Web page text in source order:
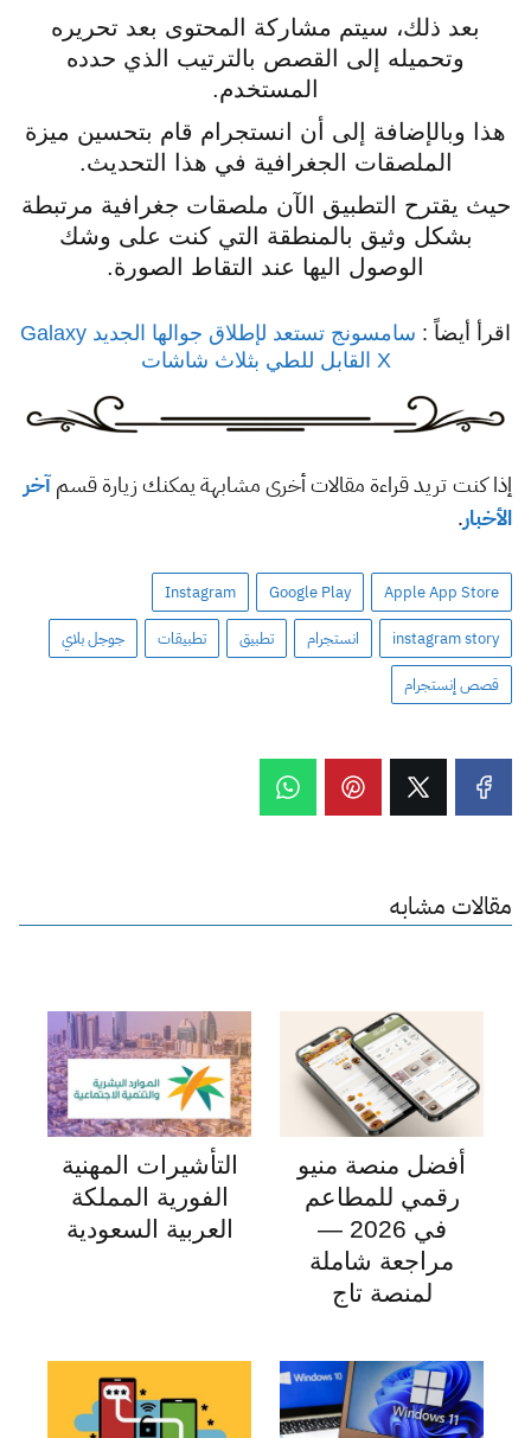
بعد ذلك، سيتم مشاركة المحتوى بعد تحريره
وتحميله إلى القصص بالترتيب الذي حدده
المستخدم.
هذا وبالإضافة إلى أن انستجرام قام بتحسين ميزة
الملصقات الجغرافية في هذا التحديث.
حيث يقترح التطبيق الآن ملصقات جغرافية مرتبطة
بشكل وثيق بالمنطقة التي كنت على وشك
الوصول اليها عند التقاط الصورة.
اقرأ أيضاً :
سامسونج تستعد لإطلاق جوالها الجديد Galaxy
X القابل للطي بثلاث شاشات
إذا كنت تريد قراءة مقالات أخرى مشابهة يمكنك زيارة قسمآخر
الأخبار.
Apple App Store
Google Play
Instagram
instagram story انستجرام تطبيق تطبيقات جوجل بلاي
قصص إنستجرام
مقالات مشابه
أفضل منصة منيو
رقمي للمطاعم
في 2026 —
مراجعة شاملة
لمنصة تاج
التأشيرات المهنية
الفورية المملكة
العربية السعودية